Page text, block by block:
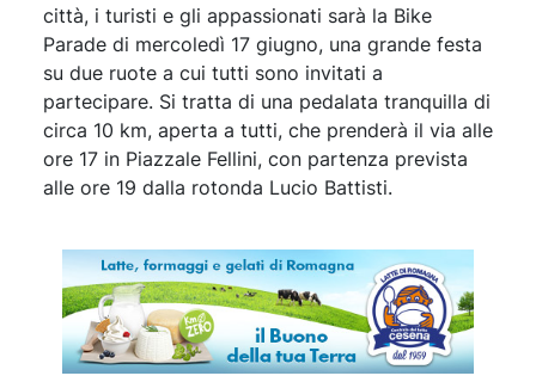
città, i turisti e gli appassionati sarà la Bike
Parade di mercoledì 17 giugno, una grande festa
su due ruote a cui tutti sono invitati a
partecipare. Si tratta di una pedalata tranquilla di
circa 10 km, aperta a tutti, che prenderà il via alle
ore 17 in Piazzale Fellini, con partenza prevista
alle ore 19 dalla rotonda Lucio Battisti.